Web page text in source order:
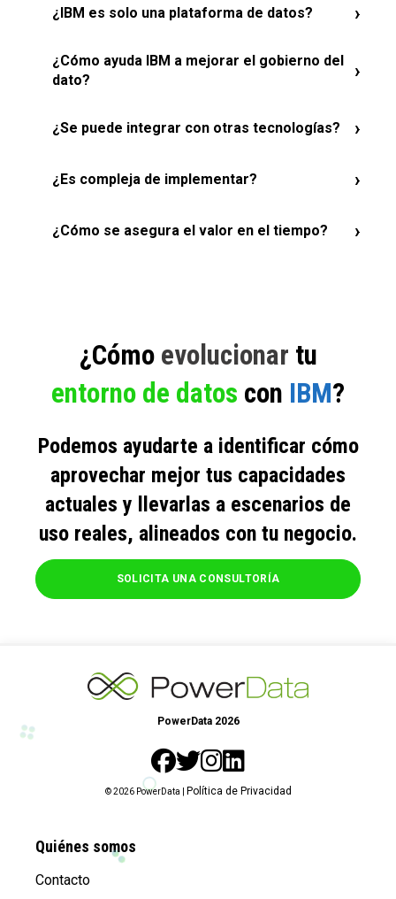
integrando capacidades sin necesidad de reemplazar
¿IBM es solo una plataforma de datos? ›
inteligencia y automatización para conectar
¿Cómo ayuda IBM a mejorar el gobierno del
dato?
›
diseño, facilitando el cumplimiento y el uso confiable
¿Se puede integrar con otras tecnologías? ›
sistemas y entornos, facilitando la conexión entre
¿Es compleja de implementar? ›
evolucionar de forma progresiva, reduciendo riesgos
¿Cómo se asegura el valor en el tiempo? ›
¿Cómo evolucionar tu
entorno de datos con IBM?
Podemos ayudarte a identificar cómo
aprovechar mejor tus capacidades
actuales y llevarlas a escenarios de
uso reales, alineados con tu negocio.
SOLICITA UNA CONSULTORÍA
PowerData 2026
© 2026 PowerData | Política de Privacidad
Quiénes somos
Contacto